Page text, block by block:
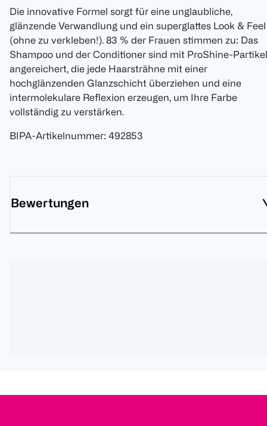
Die innovative Formel sorgt für eine unglaubliche,
glänzende Verwandlung und ein superglattes Look & Feel
(ohne zu verkleben!). 83 % der Frauen stimmen zu: Das
Shampoo und der Conditioner sind mit ProShine-
angereichert, die jede Haarsträhne mit einer
hochglänzenden Glanzschicht überziehen und eine
intermolekulare Reflexion erzeugen, um Ihre Farbe
vollständig zu verstärken.
BIPA-Artikelnummer: 492853
Bewertungen